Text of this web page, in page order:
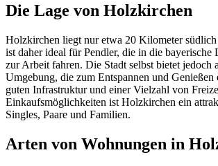
Die Lage von Holzkirchen
Holzkirchen liegt nur etwa 20 Kilometer
ist daher ideal für Pendler, die in die bayerische
zur Arbeit fahren. Die Stadt selbst bietet jedoch
Umgebung, die zum Entspannen und
guten Infrastruktur und einer Vielzahl von
Einkaufsmöglichkeiten ist Holzkirchen ein
Singles, Paare und Familien.
Arten von Wohnungen in